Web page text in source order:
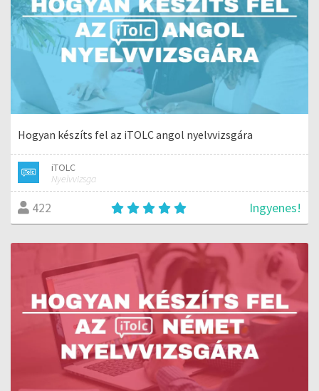
Hogyan készíts fel az iTOLC angol nyelvvizsgára
iTOLC
Nyelvvizsga
422 Ingyenes!